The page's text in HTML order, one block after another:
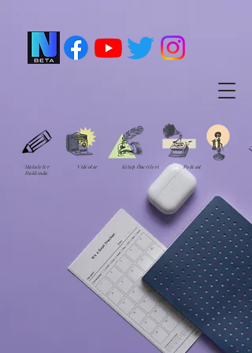
Makaleler Videolar Kitap Önerileri Podcast
Hakkında